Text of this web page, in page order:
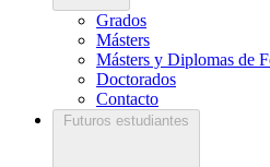
Grados
Másters
Másters y Diplomas de
Doctorados
Contacto
Futuros estudiantes